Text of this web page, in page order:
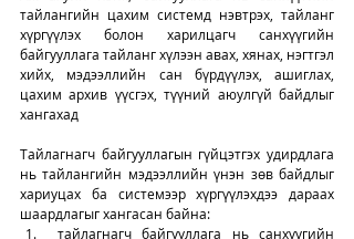
тайлангийн цахим системд нэвтрэх, тайланг
хүргүүлэх болон харилцагч санхүүгийн
байгууллага тайланг хүлээн авах, хянах, нэгтгэл
хийх, мэдээллийн сан бүрдүүлэх, ашиглах,
цахим архив үүсгэх, түүний аюулгүй байдлыг
хангахад
Тайлагнагч байгууллагын гүйцэтгэх удирдлага
нь тайлангийн мэдээллийн үнэн зөв байдлыг
хариуцах ба системээр хүргүүлэхдээ дараах
шаардлагыг хангасан байна: